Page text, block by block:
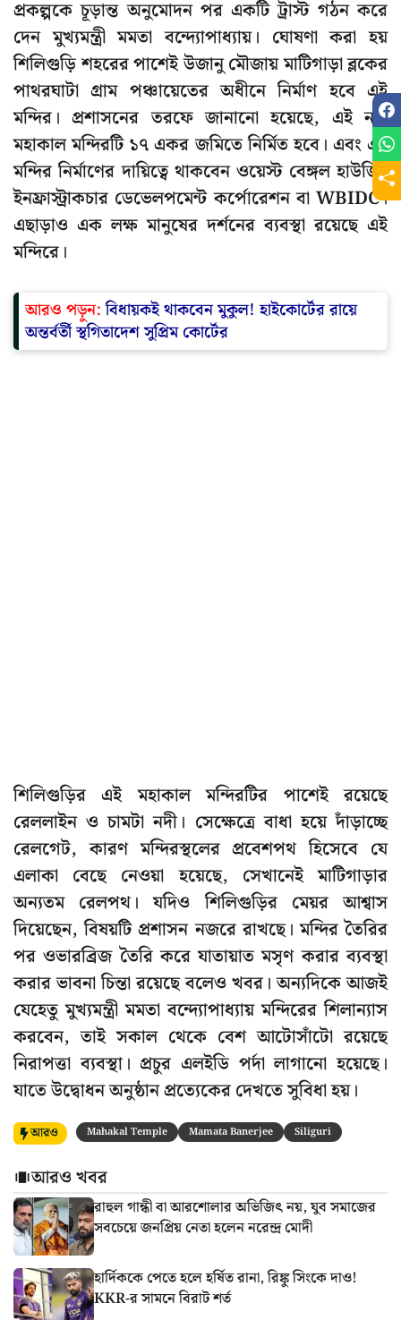
প্রকল্পকে চূড়ান্ত অনুমোদন পর একটি ট্রাস্ট গঠন করে
দেন মুখ্যমন্ত্রী মমতা বন্দ্যোপাধ্যায়। ঘোষণা করা হয়
শিলিগুড়ি শহরের পাশেই উজানু মৌজায় মাটিগাড়া ব্লকের
পাথরঘাটা গ্রাম পঞ্চায়েতের অধীনে নির্মাণ হবে এই
মন্দির। প্রশাসনের তরফে জানানো হয়েছে, এই নয়া
মহাকাল মন্দিরটি ১৭ একর জমিতে নির্মিত হবে। এবং এই
মন্দির নির্মাণের দায়িত্বে থাকবেন ওয়েস্ট বেঙ্গল হাউজিং
ইনফ্রাস্ট্রাকচার ডেভেলপমেন্ট কর্পোরেশন বা WBIDC।
এছাড়াও এক লক্ষ মানুষের দর্শনের ব্যবস্থা রয়েছে এই
মন্দিরে।
আরও পড়ুন:বিধায়কই থাকবেন মুকুল! হাইকোর্টের রায়ে
অন্তর্বর্তী স্থগিতাদেশ সুপ্রিম কোর্টের
শিলিগুড়ির এই মহাকাল মন্দিরটির পাশেই রয়েছে
রেললাইন ও চামটা নদী। সেক্ষেত্রে বাধা হয়ে দাঁড়াচ্ছে
রেলগেট, কারণ মন্দিরস্থলের প্রবেশপথ হিসেবে যে
এলাকা বেছে নেওয়া হয়েছে, সেখানেই মাটিগাড়ার
অন্যতম রেলপথ। যদিও শিলিগুড়ির মেয়র আশ্বাস
দিয়েছেন, বিষয়টি প্রশাসন নজরে রাখছে। মন্দির তৈরির
পর ওভারব্রিজ তৈরি করে যাতায়াত মসৃণ করার ব্যবস্থা
করার ভাবনা চিন্তা রয়েছে বলেও খবর। অন্যদিকে আজই
যেহেতু মুখ্যমন্ত্রী মমতা বন্দ্যোপাধ্যায় মন্দিরের শিলান্যাস
করবেন, তাই সকাল থেকে বেশ আটোসাঁটো রয়েছে
নিরাপত্তা ব্যবস্থা। প্রচুর এলইডি পর্দা লাগানো হয়েছে।
যাতে উদ্বোধন অনুষ্ঠান প্রত্যেকের দেখতে সুবিধা হয়।
আরও Mahakal Temple Mamata Banerjee Siliguri
আরও খবর
রাহুল গান্ধী বা আরশোলার অভিজিৎ নয়, যুব সমাজের
সবচেয়ে জনপ্রিয় নেতা হলেন নরেন্দ্র মোদী
হার্দিককে পেতে হলে হর্ষিত রানা, রিঙ্কু সিংকে দাও!
KKR-র সামনে বিরাট শর্ত